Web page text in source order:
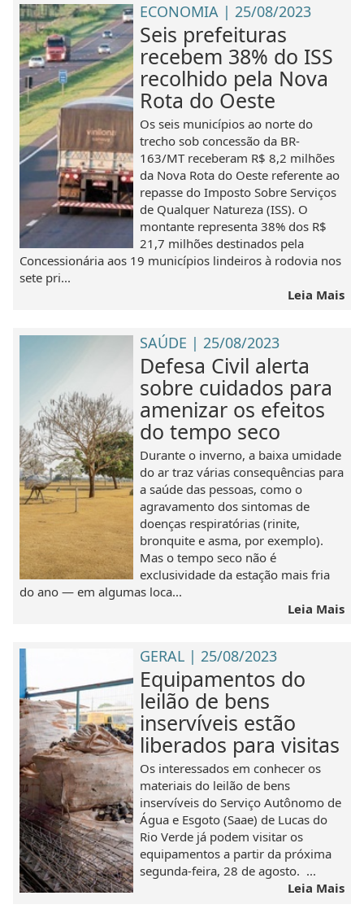
ECONOMIA | 25/08/2023
Seis prefeituras
recebem 38% do ISS
recolhido pela Nova
Rota do Oeste
Os seis municípios ao norte do
trecho sob concessão da BR-
163/MT receberam R$ 8,2 milhões
da Nova Rota do Oeste referente ao
repasse do Imposto Sobre Serviços
de Qualquer Natureza (ISS). O
montante representa 38% dos R$
21,7 milhões destinados pela
Concessionária aos 19 municípios lindeiros à rodovia nos
sete pri...
Leia Mais
SAÚDE | 25/08/2023
Defesa Civil alerta
sobre cuidados para
amenizar os efeitos
do tempo seco
Durante o inverno, a baixa umidade
do ar traz várias consequências para
a saúde das pessoas, como o
agravamento dos sintomas de
doenças respiratórias (rinite,
bronquite e asma, por exemplo).
Mas o tempo seco não é
exclusividade da estação mais fria
do ano — em algumas loca...
Leia Mais
GERAL | 25/08/2023
Equipamentos do
leilão de bens
inservíveis estão
liberados para visitas
Os interessados em conhecer os
materiais do leilão de bens
inservíveis do Serviço Autônomo de
Água e Esgoto (Saae) de Lucas do
Rio Verde já podem visitar os
equipamentos a partir da próxima
segunda-feira, 28 de agosto. ...
Leia Mais